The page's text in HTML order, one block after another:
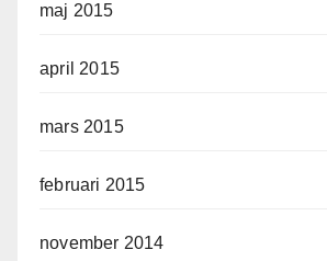
maj 2015
april 2015
mars 2015
februari 2015
november 2014